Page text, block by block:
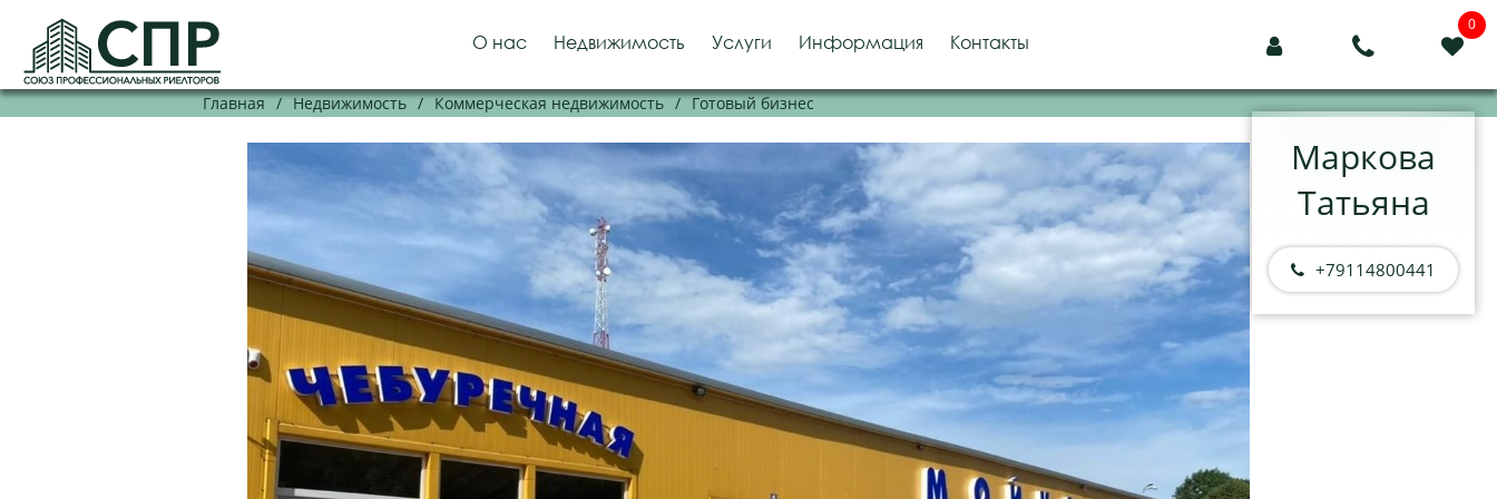
О нас Недвижимость Услуги Информация Контакты 
0


Главная / Недвижимость / Коммерческая недвижимость / Готовый бизнес
Маркова
Татьяна
+79114800441